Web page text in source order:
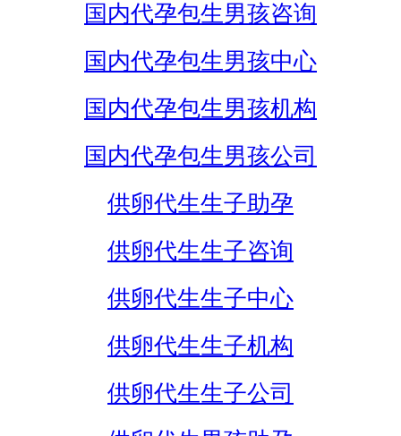
国内代孕包生男孩咨询
国内代孕包生男孩中心
国内代孕包生男孩机构
国内代孕包生男孩公司
供卵代生生子助孕
供卵代生生子咨询
供卵代生生子中心
供卵代生生子机构
供卵代生生子公司